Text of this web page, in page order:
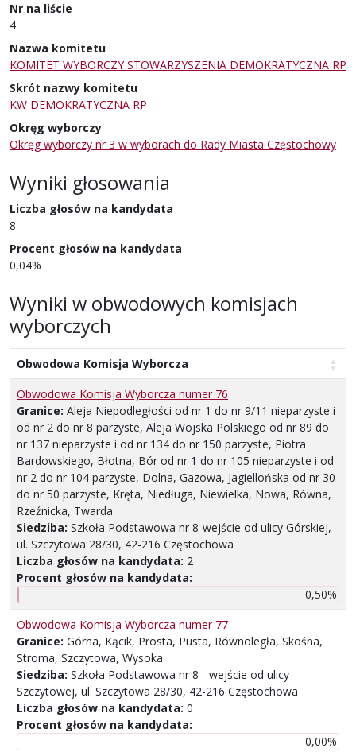
Nr na liście
4
Nazwa komitetu
KOMITET WYBORCZY STOWARZYSZENIA DEMOKRATYCZNA RP
Skrót nazwy komitetu
KW DEMOKRATYCZNA RP
Okręg wyborczy
Okręg wyborczy nr 3 w wyborach do Rady Miasta Częstochowy
Wyniki głosowania
Liczba głosów na kandydata
8
Procent głosów na kandydata
0,04%
Wyniki w obwodowych komisjach
wyborczych
Obwodowa Komisja Wyborcza
Obwodowa Komisja Wyborcza numer 76
Granice: Aleja Niepodległości od nr 1 do nr 9/11 nieparzyste i
od nr 2 do nr 8 parzyste, Aleja Wojska Polskiego od nr 89 do
nr 137 nieparzyste i od nr 134 do nr 150 parzyste, Piotra
Bardowskiego, Błotna, Bór od nr 1 do nr 105 nieparzyste i od
nr 2 do nr 104 parzyste, Dolna, Gazowa, Jagiellońska od nr 30
do nr 50 parzyste, Kręta, Niedługa, Niewielka, Nowa, Równa,
Rzeźnicka, Twarda
Siedziba: Szkoła Podstawowa nr 8-wejście od ulicy Górskiej,
ul. Szczytowa 28/30, 42-216 Częstochowa
Liczba głosów na kandydata: 2
Procent głosów na kandydata:
0,50%
Obwodowa Komisja Wyborcza numer 77
Granice: Górna, Kącik, Prosta, Pusta, Równoległa, Skośna,
Stroma, Szczytowa, Wysoka
Siedziba: Szkoła Podstawowa nr 8 - wejście od ulicy
Szczytowej, ul. Szczytowa 28/30, 42-216 Częstochowa
Liczba głosów na kandydata: 0
Procent głosów na kandydata:
0,00%